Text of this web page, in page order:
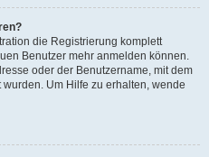
die Registrierung komplett
Benutzer mehr anmelden können.
oder der Benutzername, mit dem
Um Hilfe zu erhalten, wende